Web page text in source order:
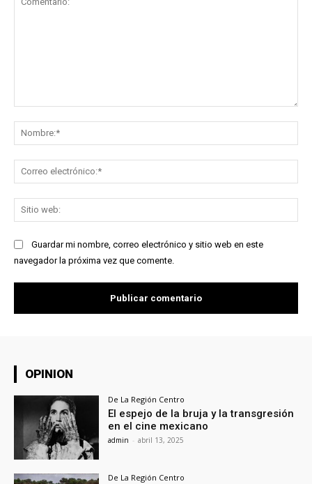
Guardar mi nombre, correo electrónico y sitio web en este
navegador la próxima vez que comente.
OPINION
De La Región Centro
El espejo de la bruja y la transgresión
en el cine mexicano
admin - abril 13, 2025
De La Región Centro